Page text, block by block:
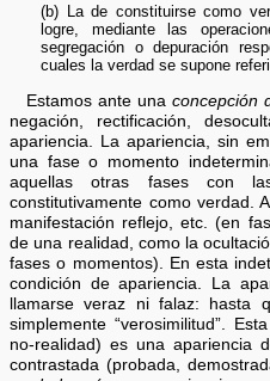
(b) La de constituirse como
logre, mediante las
segregación o depuración
cuales la verdad se supone
Estamos ante unaconcepción
negación, rectificación,
apariencia. La apariencia, sin
una fase o momento
aquellas otras fases con
constitutivamente como verdad.
manifestación reflejo, etc. (en
de una realidad, como la
fases o momentos). En esta
condición de apariencia. La
llamarse veraz ni falaz: hasta
simplemente “verosimilitud”.
no-realidad) es una apariencia
contrastada (probada,